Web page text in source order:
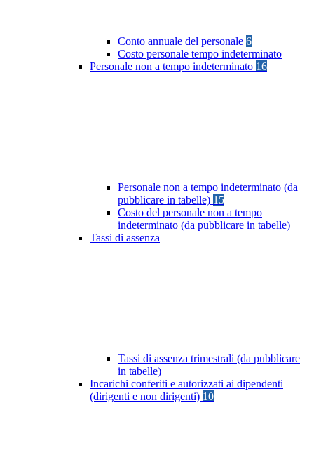
Conto annuale del personale 6
Costo personale tempo indeterminato
Personale non a tempo indeterminato 16
Personale non a tempo indeterminato (da
pubblicare in tabelle) 15
Costo del personale non a tempo
indeterminato (da pubblicare in tabelle)
Tassi di assenza
Tassi di assenza trimestrali (da pubblicare
in tabelle)
Incarichi conferiti e autorizzati ai dipendenti
(dirigenti e non dirigenti) 10